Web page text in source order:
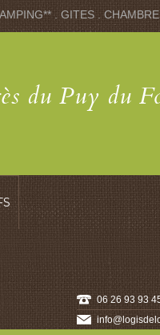
. GITES .
du Puy du
06 26 93 93